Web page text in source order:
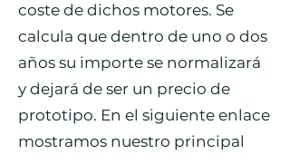
coste de dichos motores. Se
calcula que dentro de uno o dos
años su importe se normalizará
y dejará de ser un precio de
prototipo. En el siguiente enlace
mostramos nuestro principal